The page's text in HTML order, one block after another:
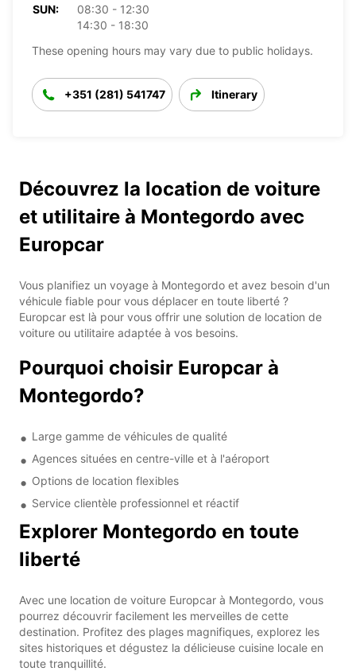
SUN:
08:30 - 12:30
14:30 - 18:30
These opening hours may vary due to public holidays.
+351 (281) 541747 Itinerary
Découvrez la location de voiture
et utilitaire à Montegordo avec
Europcar
Vous planifiez un voyage à Montegordo et avez besoin d'un
véhicule fiable pour vous déplacer en toute liberté ?
Europcar est là pour vous offrir une solution de location de
voiture ou utilitaire adaptée à vos besoins.
Pourquoi choisir Europcar à
Montegordo?
Large gamme de véhicules de qualité
Agences situées en centre-ville et à l'aéroport
Options de location flexibles
Service clientèle professionnel et réactif
Explorer Montegordo en toute
liberté
Avec une location de voiture Europcar à Montegordo, vous
pourrez découvrir facilement les merveilles de cette
destination. Profitez des plages magnifiques, explorez les
sites historiques et dégustez la délicieuse cuisine locale en
toute tranquillité.